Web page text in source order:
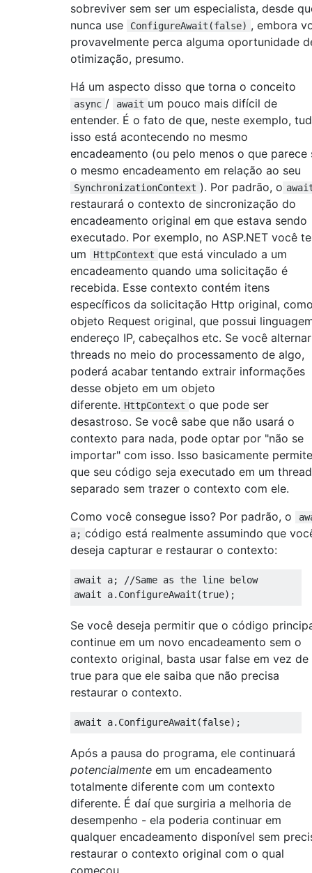
sobreviver sem ser um especialista, desde
nunca use
ConfigureAwait(false) , embora
provavelmente perca alguma oportunidade
otimização, presumo.
Há um aspecto disso que torna o conceito
async / await um pouco mais difícil de
entender. É o fato de que, neste exemplo,
isso está acontecendo no mesmo
encadeamento (ou pelo menos o que parece
o mesmo encadeamento em relação ao seu
SynchronizationContext ). Por padrão, o
restaurará o contexto de sincronização do
encadeamento original em que estava sendo
executado. Por exemplo, no ASP.NET você
um
HttpContext que está vinculado a um
encadeamento quando uma solicitação é
recebida. Esse contexto contém itens
específicos da solicitação Http original,
objeto Request original, que possui
endereço IP, cabeçalhos etc. Se você
threads no meio do processamento de algo,
poderá acabar tentando extrair informações
desse objeto em um objeto
diferente. HttpContext o que pode ser
desastroso. Se você sabe que não usará o
contexto para nada, pode optar por "não se
importar" com isso. Isso basicamente permite
que seu código seja executado em um thread
separado sem trazer o contexto com ele.
Como você consegue isso? Por padrão, o
a; código está realmente assumindo que
deseja capturar e restaurar o contexto:
await a;
//Same as the line below
await a. ConfigureAwait (true);
Se você deseja permitir que o código
continue em um novo encadeamento sem o
contexto original, basta usar false em vez de
true para que ele saiba que não precisa
restaurar o contexto.
await a. ConfigureAwait (false);
Após a pausa do programa, ele continuará
potencialmente em um encadeamento
totalmente diferente com um contexto
diferente. É daí que surgiria a melhoria de
desempenho - ela poderia continuar em
qualquer encadeamento disponível sem
restaurar o contexto original com o qual
começou.